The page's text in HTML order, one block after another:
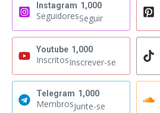
Instagram 1,000
SeguidoresSeguir
Youtube 1,000
InscritosInscrever-se
Telegram 1,000
MembrosJunte-se